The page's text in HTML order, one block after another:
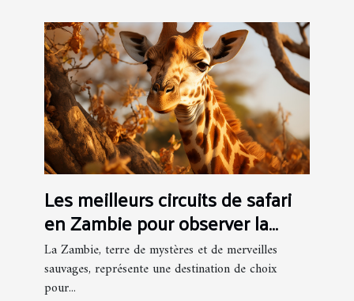
Les meilleurs circuits de safari
en Zambie pour observer la
faune sauvage
La Zambie, terre de mystères et de merveilles
sauvages, représente une destination de choix
pour...